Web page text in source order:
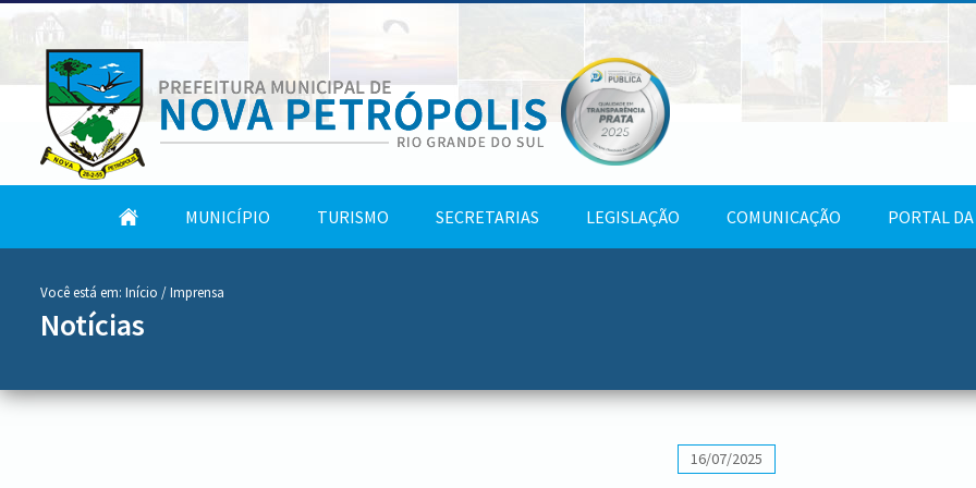
Tela
MUNICÍPIO TURISMO SECRETARIAS LEGISLAÇÃO COMUNICAÇÃO PORTAL
Você está em: Início / Imprensa
Notícias
16/07/2025